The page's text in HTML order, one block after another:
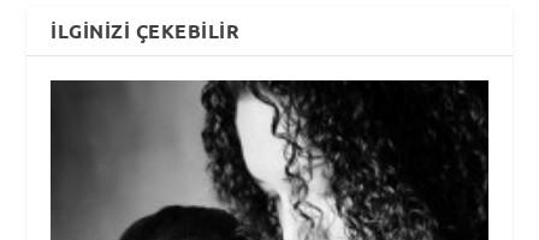
İLGINIZI ÇEKEBILIR